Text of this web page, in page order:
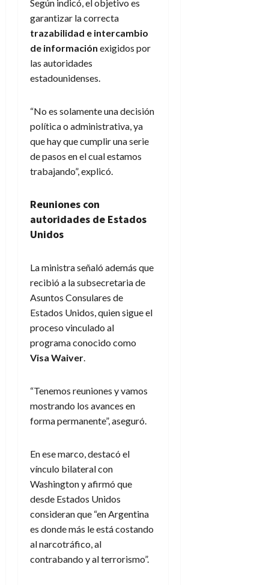
Según indicó, el objetivo es
garantizar la correcta
trazabilidad e intercambio
de información exigidos por
las autoridades
estadounidenses.
“No es solamente una decisión
política o administrativa, ya
que hay que cumplir una serie
de pasos en el cual estamos
trabajando”, explicó.
Reuniones con
autoridades de Estados
Unidos
La ministra señaló además que
recibió a la subsecretaria de
Asuntos Consulares de
Estados Unidos, quien sigue el
proceso vinculado al
programa conocido como
Visa Waiver
“Tenemos reuniones y vamos
mostrando los avances en
forma permanente”, aseguró.
En ese marco, destacó el
vínculo bilateral con
Washington y afirmó que
desde Estados Unidos
consideran que “en Argentina
es donde más le está costando
al narcotráfico, al
contrabando y al terrorismo”.